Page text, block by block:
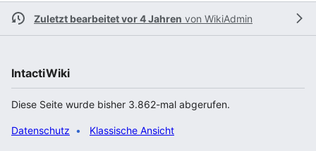
Zuletzt bearbeitet vor 4 Jahren von WikiAdmin
IntactiWiki
Diese Seite wurde bisher 3.862-mal abgerufen.
Datenschutz Klassische Ansicht